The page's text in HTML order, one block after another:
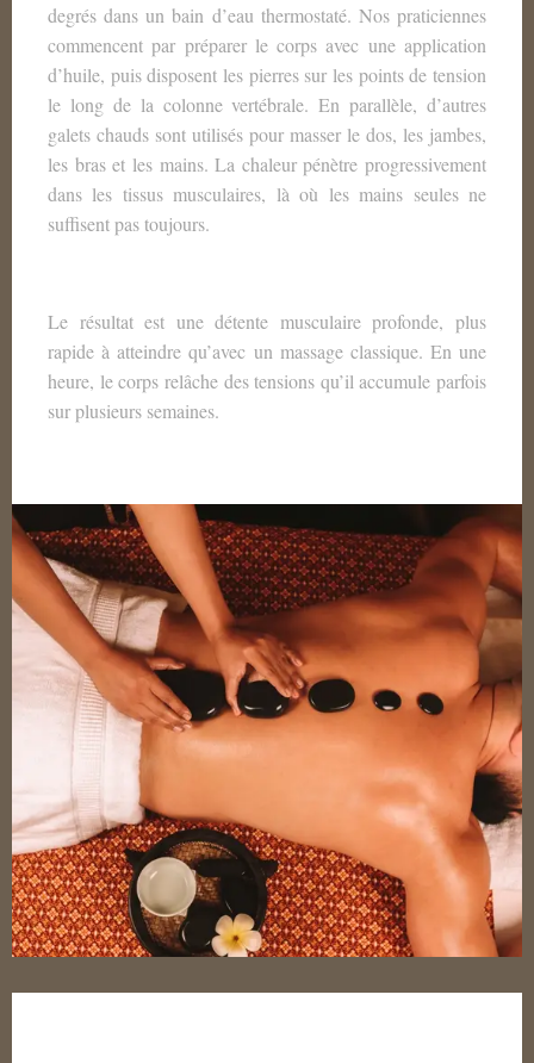
degrés dans un bain d’eau thermostaté. Nos praticiennes
commencent par préparer le corps avec une application
d’huile, puis disposent les pierres sur les points de tension
le long de la colonne vertébrale. En parallèle, d’autres
galets chauds sont utilisés pour masser le dos, les jambes,
les bras et les mains. La chaleur pénètre progressivement
dans les tissus musculaires, là où les mains seules ne
suffisent pas toujours.
Le résultat est une détente musculaire profonde, plus
rapide à atteindre qu’avec un massage classique. En une
heure, le corps relâche des tensions qu’il accumule parfois
sur plusieurs semaines.